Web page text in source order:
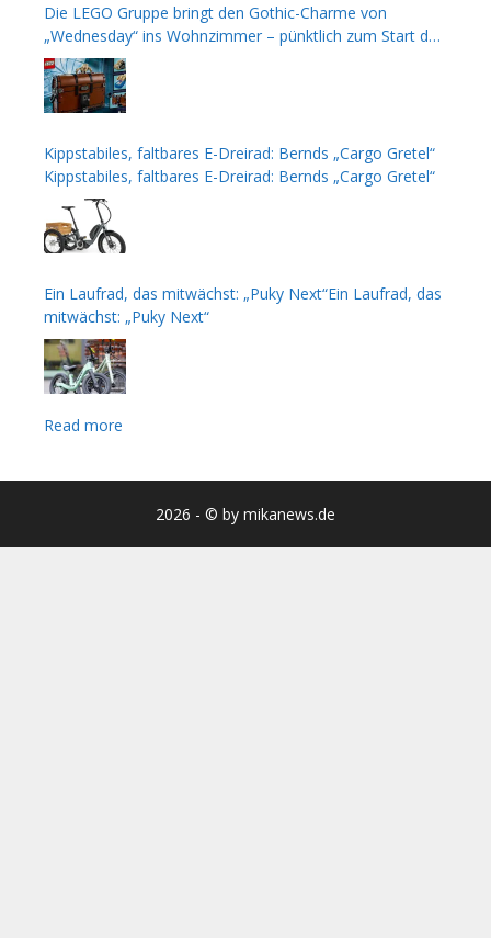
Die LEGO Gruppe bringt den Gothic-Charme von
„Wednesday“ ins Wohnzimmer – pünktlich zum Start der
zweiten Staffel
Kippstabiles, faltbares E-Dreirad: Bernds „Cargo Gretel“
Kippstabiles, faltbares E-Dreirad: Bernds „Cargo Gretel“
Ein Laufrad, das mitwächst: „Puky Next“Ein Laufrad, das
mitwächst: „Puky Next“
Read more
2026 - © by mikanews.de